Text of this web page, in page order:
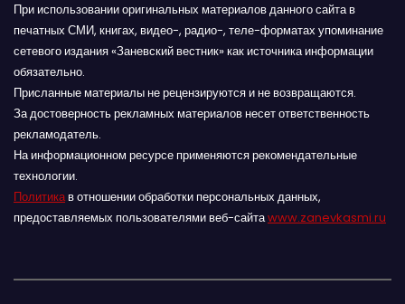
При использовании оригинальных материалов данного сайта в
печатных СМИ, книгах, видео-, радио-, теле-форматах упоминание
сетевого издания «Заневский вестник» как источника информации
обязательно.
Присланные материалы не рецензируются и не возвращаются.
За достоверность рекламных материалов несет ответственность
рекламодатель.
На информационном ресурсе применяются рекомендательные
технологии.
Политикав отношении обработки персональных данных,
предоставляемых пользователями веб-сайтаwww.zanevkasmi.ru